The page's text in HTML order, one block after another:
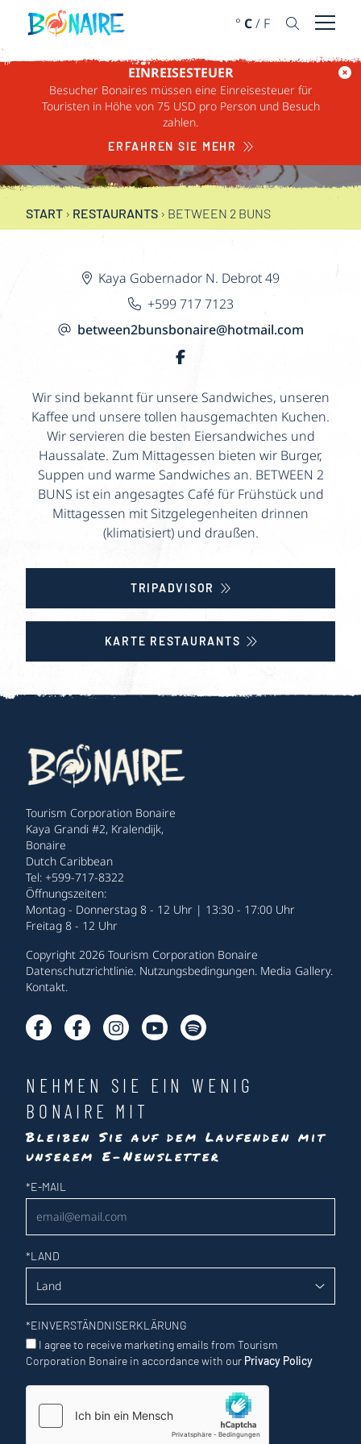
WEITER ZUM INHALT
° C/ F Menü
EINREISESTEUER
Besucher Bonaires müssen eine Einreisesteuer für
Touristen in Höhe von 75 USD pro Person und Besuch
zahlen.
ERFAHREN SIE MEHR
BETWEEN 2 BUNS
START › RESTAURANTS › BETWEEN 2 BUNS
Kaya Gobernador N. Debrot 49
+599 717 7123
between2bunsbonaire@hotmail.com
Wir sind bekannt für unsere Sandwiches, unseren
Kaffee und unsere tollen hausgemachten Kuchen.
Wir servieren die besten Eiersandwiches und
Haussalate. Zum Mittagessen bieten wir Burger,
Suppen und warme Sandwiches an. BETWEEN 2
BUNS ist ein angesagtes Café für Frühstück und
Mittagessen mit Sitzgelegenheiten drinnen
(klimatisiert) und draußen.
TRIPADVISOR
KARTE RESTAURANTS
Tourism Corporation Bonaire
Kaya Grandi #2, Kralendijk,
Bonaire
Dutch Caribbean
Tel: +599-717-8322
Öffnungszeiten:
Montag - Donnerstag 8 - 12 Uhr | 13:30 - 17:00 Uhr
Freitag 8 - 12 Uhr
Copyright 2026 Tourism Corporation Bonaire
Datenschutzrichtlinie. Nutzungsbedingungen. Media Gallery.
Kontakt.
NEHMEN SIE EIN WENIG
BONAIRE MIT
Bleiben Sie auf dem Laufenden mit
unserem E-Newsletter
Newsletter
*E-MAIL
*LAND
*EINVERSTÄNDNISERKLÄRUNG
I agree to receive marketing emails from Tourism
Corporation Bonaire in accordance with our Privacy Policy